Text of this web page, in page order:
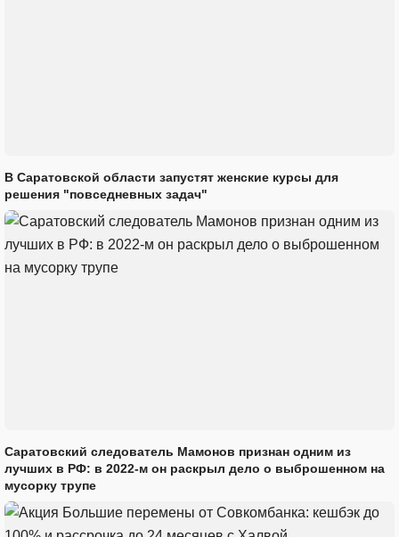
В Саратовской области запустят женские курсы для
решения "повседневных задач"
Саратовский следователь Мамонов признан одним из
лучших в РФ: в 2022-м он раскрыл дело о выброшенном на
мусорку трупе